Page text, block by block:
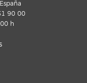
90 00
h